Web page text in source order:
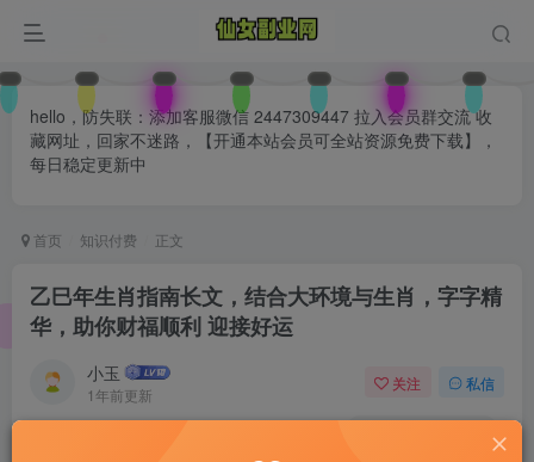
hello，防失联：添加客服微信 2447309447 拉入会员群交流 收
藏网址，回家不迷路，【开通本站会员可全站资源免费下载】，
每日稳定更新中
首页 知识付费 正文
乙巳年生肖指南长文，结合大环境与生肖，字字精
华，助你财福顺利 迎接好运
小玉
1年前更新
关注 私信
0 135 70